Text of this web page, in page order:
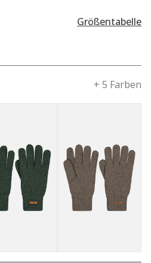
Größentabelle
+ 5 Farben